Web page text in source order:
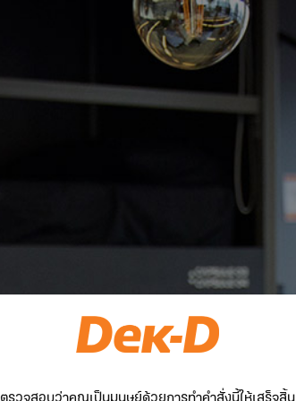
ตรวจสอบว่าคุณเป็นมนุษย์ด้วยการทำคำสั่งนี้ให้เสร็จสิ้น